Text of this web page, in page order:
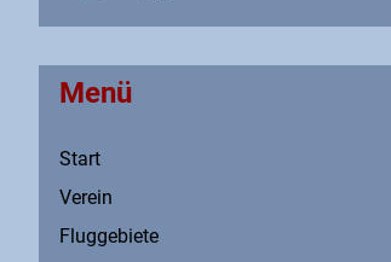
Menü
Start
Verein
Fluggebiete